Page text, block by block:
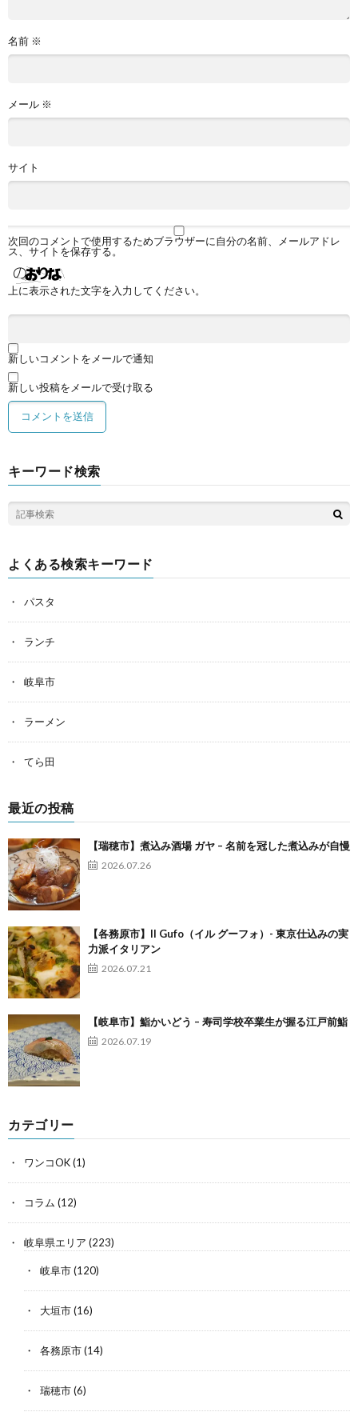
名前 ※
メール ※
サイト
次回のコメントで使用するためブラウザーに自分の名前、メールアドレ
ス、サイトを保存する。
上に表示された文字を入力してください。
新しいコメントをメールで通知
新しい投稿をメールで受け取る
キーワード検索
よくある検索キーワード
パスタ
ランチ
岐阜市
ラーメン
てら田
最近の投稿
【瑞穂市】煮込み酒場 ガヤ – 名前を冠した煮込みが自慢
2026.07.26
【各務原市】Il Gufo（イル グーフォ）- 東京仕込みの実
力派イタリアン
2026.07.21
【岐阜市】鮨かいどう – 寿司学校卒業生が握る江戸前鮨
2026.07.19
カテゴリー
ワンコOK(1)
コラム (12)
岐阜県エリア (223)
岐阜市(120)
大垣市(16)
各務原市(14)
瑞穂市(6)